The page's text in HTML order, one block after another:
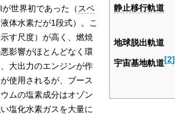
静止移行軌道
地球脱出軌道
宇宙基地軌道[2]
世界初であった（スペ
体水素だが1段式）。こ
示す尺度）が高く、燃焼
影響がほとんどなく環
大出力のエンジンが作
使用されるが、ブース
ムの塩素成分はオゾン
塩化水素ガスを大量に